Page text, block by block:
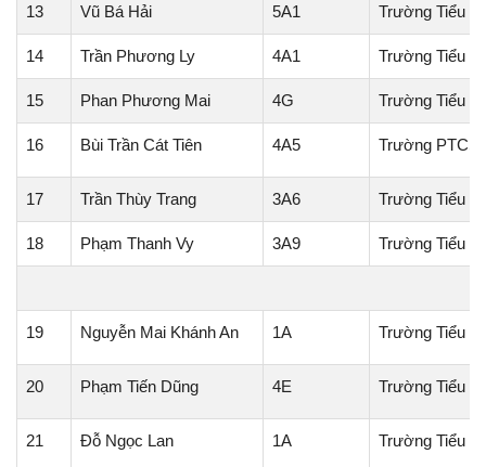
13 Vũ Bá Hải 5A1 Trường Tiểu
14 Trần Phương Ly 4A1 Trường Tiểu
15 Phan Phương Mai 4G Trường Tiểu
16 Bùi Trần Cát Tiên 4A5 Trường PTCS
17 Trần Thùy Trang 3A6 Trường Tiểu
18 Phạm Thanh Vy 3A9 Trường Tiểu
19 Nguyễn Mai Khánh An 1A Trường Tiểu
20 Phạm Tiến Dũng 4E Trường Tiểu
21 Đỗ Ngọc Lan 1A Trường Tiểu